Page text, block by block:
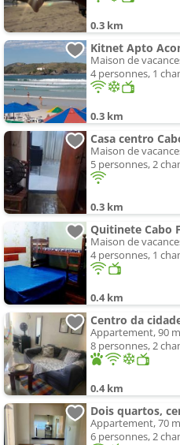
0.3 km
Kitnet Apto
Maison de
4 personnes, 1
0.3 km
Maison de
5 personnes, 2
0.3 km
Maison de
4 personnes, 1
0.4 km
Appartement, 90
8 personnes, 2
0.4 km
Dois quartos,
Appartement, 70
6 personnes, 2